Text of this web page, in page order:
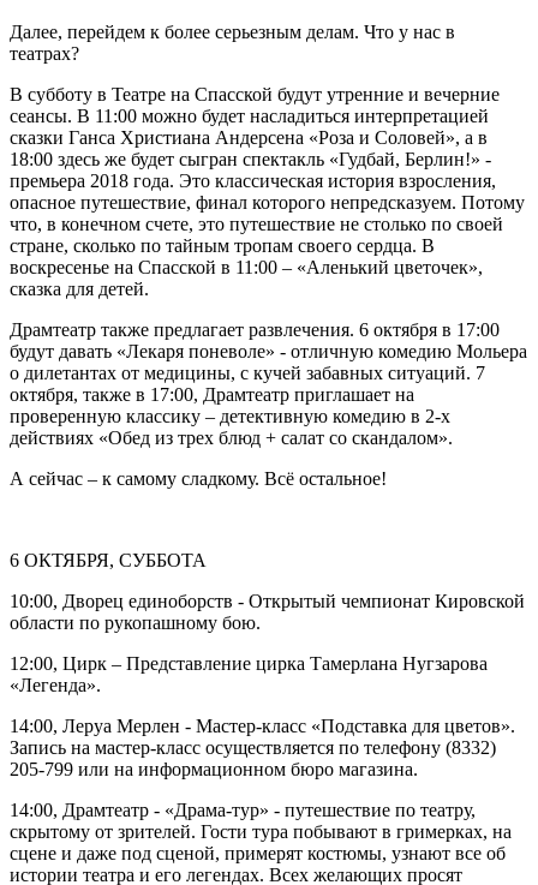
Далее, перейдем к более серьезным делам. Что у нас в
театрах?
В субботу в Театре на Спасской будут утренние и вечерние
сеансы. В 11:00 можно будет насладиться интерпретацией
сказки Ганса Христиана Андерсена «Роза и Соловей», а в
18:00 здесь же будет сыгран спектакль «Гудбай, Берлин!» -
премьера 2018 года. Это классическая история взросления,
опасное путешествие, финал которого непредсказуем. Потому
что, в конечном счете, это путешествие не столько по своей
стране, сколько по тайным тропам своего сердца. В
воскресенье на Спасской в 11:00 – «Аленький цветочек»,
сказка для детей.
Драмтеатр также предлагает развлечения. 6 октября в 17:00
будут давать «Лекаря поневоле» - отличную комедию Мольера
о дилетантах от медицины, с кучей забавных ситуаций. 7
октября, также в 17:00, Драмтеатр приглашает на
проверенную классику – детективную комедию в 2-х
действиях «Обед из трех блюд + салат со скандалом».
А сейчас – к самому сладкому. Всё остальное!
6 ОКТЯБРЯ, СУББОТА
10:00, Дворец единоборств - Открытый чемпионат Кировской
области по рукопашному бою.
12:00, Цирк – Представление цирка Тамерлана Нугзарова
«Легенда».
14:00, Леруа Мерлен - Мастер-класс «Подставка для цветов».
Запись на мастер-класс осуществляется по телефону (8332)
205-799 или на информационном бюро магазина.
14:00, Драмтеатр - «Драма-тур» - путешествие по театру,
скрытому от зрителей. Гости тура побывают в гримерках, на
сцене и даже под сценой, примерят костюмы, узнают все об
истории театра и его легендах. Всех желающих просят